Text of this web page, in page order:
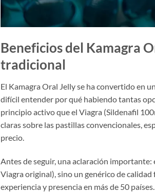
Beneficios del Kamagra
tradicional
El Kamagra Oral Jelly se ha convertido en
difícil entender por qué habiendo tantas
principio activo que el Viagra (Sildenafil
claras sobre las pastillas convencionales,
precio.
Antes de seguir, una aclaración
Viagra original), sino un genérico de
experiencia y presencia en más de 50